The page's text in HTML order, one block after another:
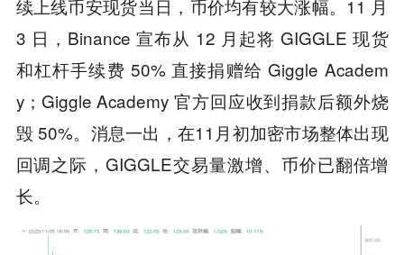
续上线币安现货当日，币价均有较大涨幅。11 月
3 日，Binance 宣布从 12 月起将 GIGGLE 现货
和杠杆手续费 50% 直接捐赠给 Giggle Academ
y；Giggle Academy 官方回应收到捐款后额外烧
毁 50%。消息一出，在11月初加密市场整体出现
回调之际，GIGGLE交易量激增、币价已翻倍增
长。